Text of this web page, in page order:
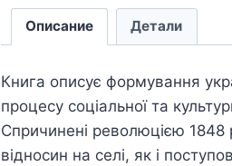
Описание Детали
Книга описує формування
процесу соціальної та
Спричинені революцією 1848
відносин на селі, як і